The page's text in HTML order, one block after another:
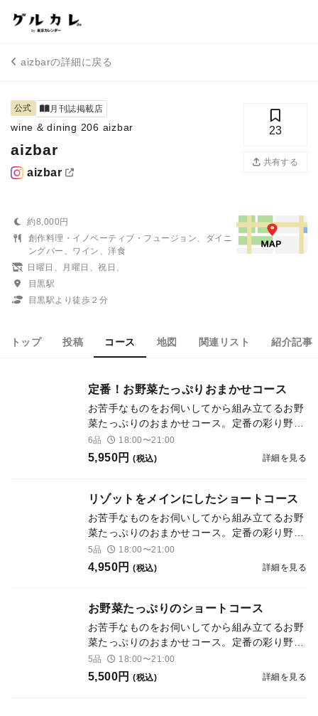
aizbarの詳細に戻る
公式 月刊誌掲載店
wine & dining 206 aizbar
aizbar
aizbar
23
共有する
約8,000円
創作料理・イノベーティブ・フュージョン、ダイニ
ングバー、ワイン、洋食
日曜日、月曜日、祝日、
目黒駅
目黒駅より徒歩２分
トップ 投稿 コース 地図 関連リスト 紹介記事
定番！お野菜たっぷりおまかせコース
お苦手なものをお伺いしてから組み立てるお野
菜たっぷりのおまかせコース。定番の彩り野菜
のサラダ仕立てはもちろんのこと多種多様なお
野菜と魚介にお肉、リゾットまでお楽しみいた
6品 18:00〜21:00
5,950円 (税込) 詳細を見る
リゾットをメインにしたショートコース
お苦手なものをお伺いしてから組み立てるお野
菜たっぷりのおまかせコース。定番の彩り野菜
のサラダ仕立てを含んだメインをリゾットにし
たショートコース。
5品 18:00〜21:00
4,950円 (税込) 詳細を見る
お野菜たっぷりのショートコース
お苦手なものをお伺いしてから組み立てるお野
菜たっぷりのおまかせコース。定番の彩り野菜
のサラダ仕立てはもちろんのこと多種多様なお
野菜と魚介にお肉お楽しみいただけるショート
5品 18:00〜21:00
5,500円 (税込) 詳細を見る